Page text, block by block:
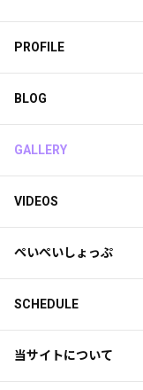
PROFILE
BLOG
GALLERY
VIDEOS
ぺいぺいしょっぷ
SCHEDULE
当サイトについて